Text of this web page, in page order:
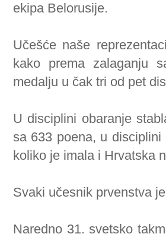
ekipa Belorusije.
Učešće naše
kako prema zalaganju
medalju u čak tri od pet
U disciplini obaranje
sa 633 poena, u
koliko je imala i Hrvatska
Svaki učesnik prvenstva
Naredno 31. svetsko